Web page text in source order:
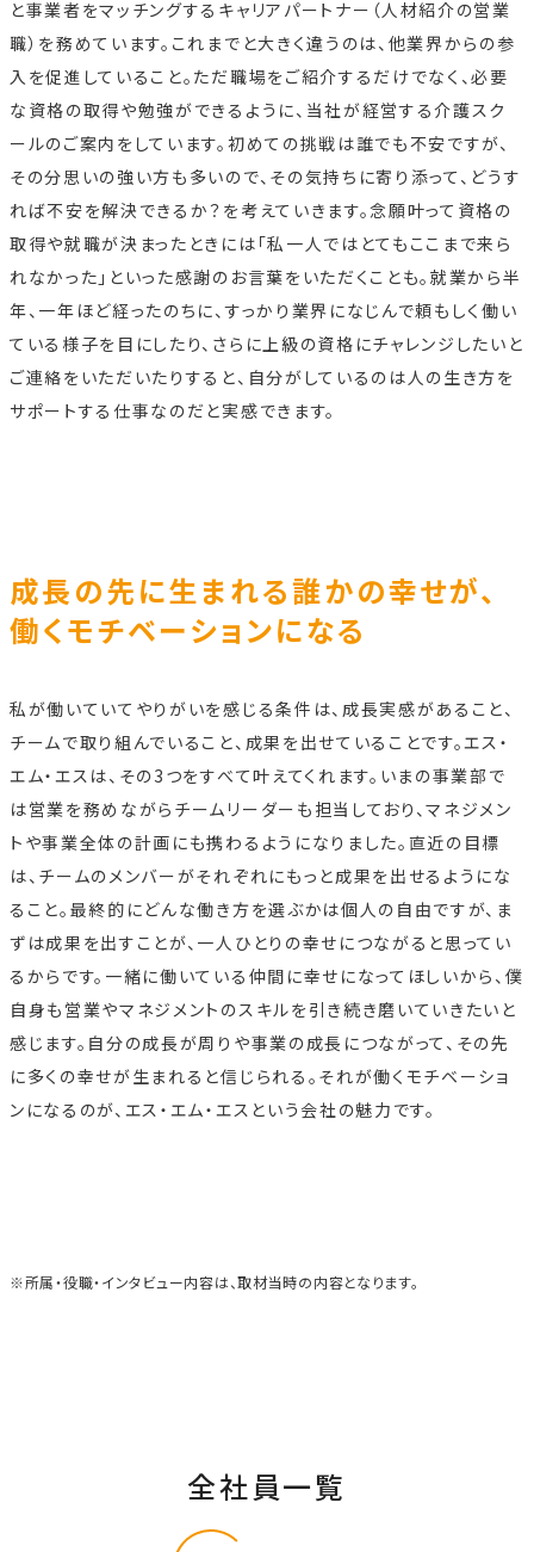
と事業者をマッチングするキャリアパートナー（人材紹介の営業
職）を務めています。これまでと大きく違うのは、他業界からの参
入を促進していること。ただ職場をご紹介するだけでなく、必要
な資格の取得や勉強ができるように、当社が経営する介護スク
ールのご案内をしています。初めての挑戦は誰でも不安ですが、
その分思いの強い方も多いので、その気持ちに寄り添って、どうす
れば不安を解決できるか？を考えていきます。念願叶って資格の
取得や就職が決まったときには「私一人ではとてもここまで来ら
れなかった」といった感謝のお言葉をいただくことも。就業から半
年、一年ほど経ったのちに、すっかり業界になじんで頼もしく働い
ている様子を目にしたり、さらに上級の資格にチャレンジしたいと
ご連絡をいただいたりすると、自分がしているのは人の生き方を
サポートする仕事なのだと実感できます。
成長の先に生まれる誰かの幸せが、
働くモチベーションになる
私が働いていてやりがいを感じる条件は、成長実感があること、
チームで取り組んでいること、成果を出せていることです。エス・
エム・エスは、その3つをすべて叶えてくれます。いまの事業部で
は営業を務めながらチームリーダーも担当しており、マネジメン
トや事業全体の計画にも携わるようになりました。直近の目標
は、チームのメンバーがそれぞれにもっと成果を出せるようにな
ること。最終的にどんな働き方を選ぶかは個人の自由ですが、ま
ずは成果を出すことが、一人ひとりの幸せにつながると思ってい
るからです。一緒に働いている仲間に幸せになってほしいから、僕
自身も営業やマネジメントのスキルを引き続き磨いていきたいと
感じます。自分の成長が周りや事業の成長につながって、その先
に多くの幸せが生まれると信じられる。それが働くモチベーショ
ンになるのが、エス・エム・エスという会社の魅力です。
※所属・役職・インタビュー内容は、取材当時の内容となります。
全社員一覧